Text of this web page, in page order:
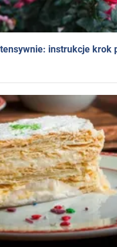
instrukcje krok